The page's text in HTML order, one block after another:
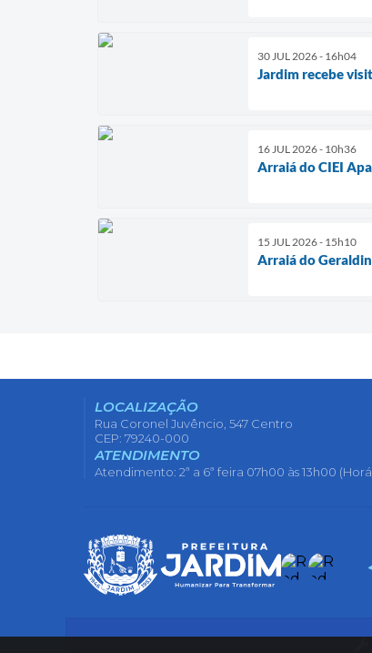
30 JUL 2026 - 16h04
Jardim recebe
16 JUL 2026 - 10h36
Arraiá do CIEI
15 JUL 2026 - 15h10
Arraiá do
LOCALIZAÇÃO
Rua Coronel Juvêncio, 547 Centro
CEP: 79240-000
ATENDIMENTO
Atendimento: 2ª a 6ª feira 07h00 às 13h00